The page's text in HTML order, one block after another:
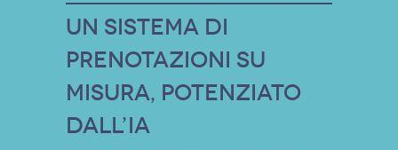
Un sistema di
prenotazioni su
misura, potenziato
dall’IA